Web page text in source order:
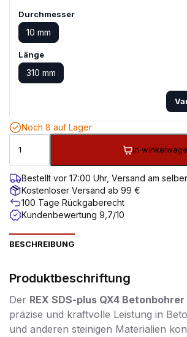
Durchmesser
10 mm
Länge
310 mm
Noch 8 auf Lager
In
Bestellt vor 17:00 Uhr, Versand am
Kostenloser Versand ab 99 €
100 Tage Rückgaberecht
Kundenbewertung 9,7/10
BESCHREIBUNG
Produktbeschriftung
Der REX SDS-plus QX4 Betonbohrer
präzise und kraftvolle Leistung in
und anderen steinigen Materialien